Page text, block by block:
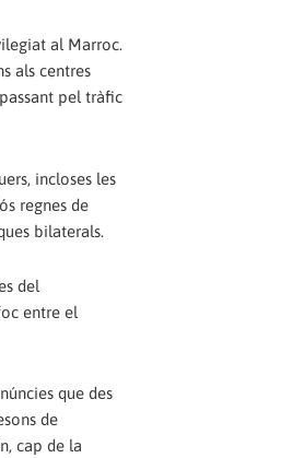
al Marroc.
als centres
pel tràfic
incloses les
regnes de
bilaterals.
del
entre el
que des
de
cap de la